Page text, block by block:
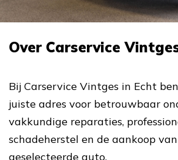
Over Carservice
Bij Carservice Vintges in Echt
juiste adres voor betrouwbaar
vakkundige reparaties,
schadeherstel en de aankoop
geselecteerde auto.